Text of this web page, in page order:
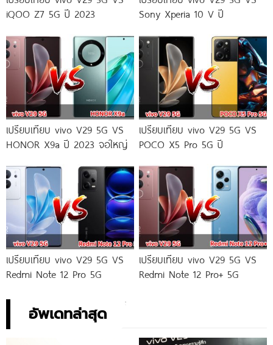
iQOO Z7 5G ปี 2023
Sony Xperia 10 V ปี
เปรียบเทียบ vivo V29 5G VS
HONOR X9a ปี 2023 จอใหญ่
เปรียบเทียบ vivo V29 5G VS
POCO X5 Pro 5G ปี
เปรียบเทียบ vivo V29 5G VS
Redmi Note 12 Pro 5G
เปรียบเทียบ vivo V29 5G VS
Redmi Note 12 Pro+ 5G
อัพเดทล่าสุด